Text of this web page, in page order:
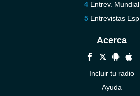
Entrev. Mundial
Entrevistas Esp
Acerca
Incluir tu radio
Ayuda